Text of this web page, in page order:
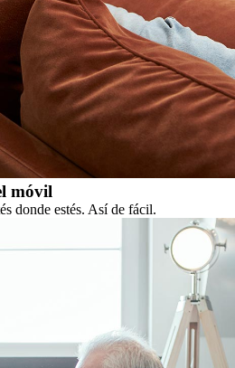
móvil
donde estés. Así de fácil.